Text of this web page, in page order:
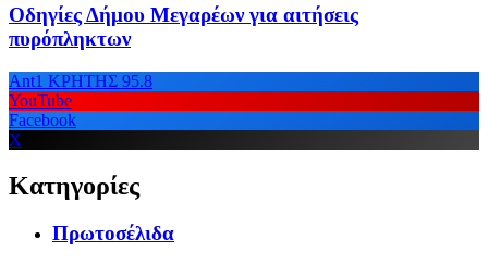
Οδηγίες Δήμου Μεγαρέων για αιτήσεις
πυρόπληκτων
Ant1 ΚΡΗΤΗΣ 95.8
YouTube
Facebook
X
Κατηγορίες
Πρωτοσέλιδα